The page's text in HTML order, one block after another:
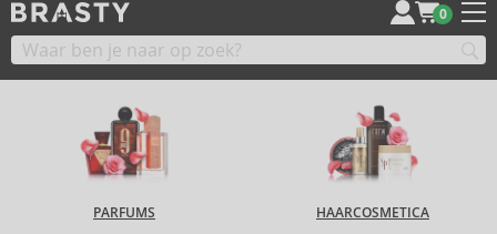
0
PARFUMS HAARCOSMETICA